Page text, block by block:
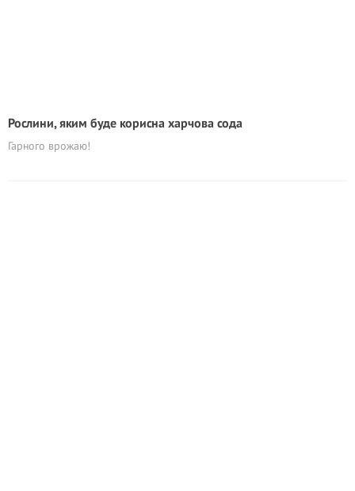
Рослини, яким буде корисна харчова сода
Гарного врожаю!